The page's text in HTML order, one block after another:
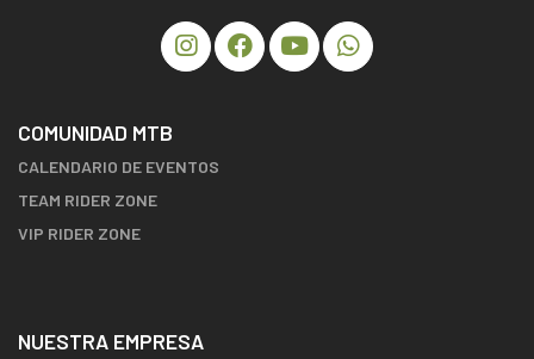
COMUNIDAD MTB
CALENDARIO DE EVENTOS
TEAM RIDER ZONE
VIP RIDER ZONE
NUESTRA EMPRESA